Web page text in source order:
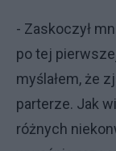
- Zaskoczył
po tej
myślałem, że
parterze. Jak
różnych